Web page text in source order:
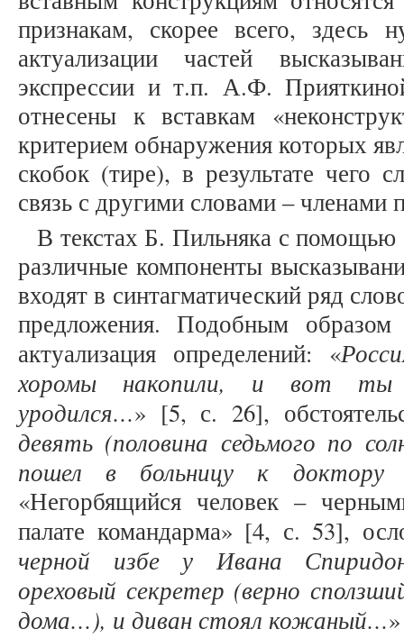
признакам, скорее всего, здесь
актуализации частей
экспрессии и т.п. А.Ф.
отнесены к вставкам
критерием обнаружения которых
скобок (тире), в результате чего
связь с другими словами –
В текстах Б. Пильняка с помощью
различные компоненты
входят в синтагматический ряд
предложения. Подобным образом
актуализация определений: «
хоромы накопили, и вот ты
уродился…» [5, с. 26],
девять (половина седьмого по
пошел в больницу к доктору
«Негорбящийся человек –
палате командарма» [4, с. 53],
черной избе у Ивана
ореховый секретер (верно
дома…), и диван стоял кожаный…